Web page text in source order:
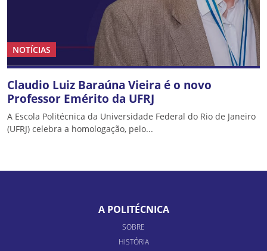
NOTÍCIAS
Claudio Luiz Baraúna Vieira é o novo
Professor Emérito da UFRJ
A Escola Politécnica da Universidade Federal do Rio de Janeiro
(UFRJ) celebra a homologação, pelo...
A POLITÉCNICA
SOBRE
HISTÓRIA